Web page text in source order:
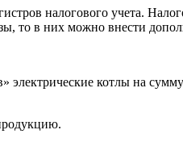
налогового учета.
то в них можно внести
котлы на